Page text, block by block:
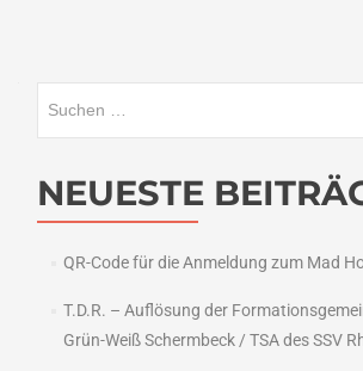
NEUESTE
QR-Code für die Anmeldung zum Mad
T.D.R. – Auflösung der
Grün-Weiß Schermbeck / TSA des SSV